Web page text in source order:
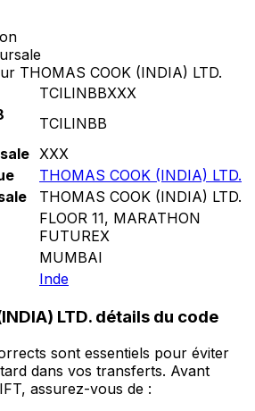
THOMAS COOK (INDIA) LTD.
TCILINBBXXX
TCILINBB
XXX
THOMAS COOK (INDIA) LTD.
THOMAS COOK (INDIA) LTD.
FLOOR 11, MARATHON
FUTUREX
MUMBAI
Inde
LTD. détails du code
sont essentiels pour éviter
dans vos transferts. Avant
assurez-vous de :